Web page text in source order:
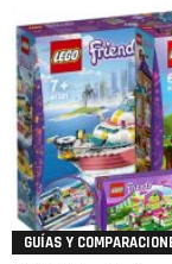
GUÍAS Y